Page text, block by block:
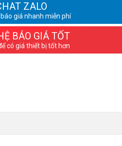
ZALO
giá nhanh miễn phí
BÁO GIÁ TỐT
có giá thiết bị tốt hơn